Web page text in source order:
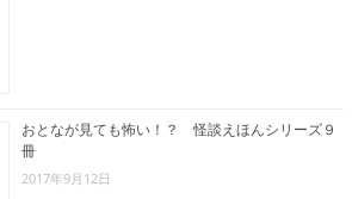
おとなが見ても怖い！？ 怪談えほんシリーズ９
冊
2017年9月12日